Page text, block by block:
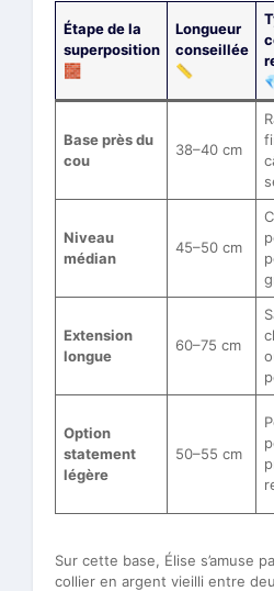
Étape de la
superposition
🧱
Longueur
conseillée
📏
Base près du
cou
38–40 cm
Niveau
médian
45–50 cm
Extension
longue
60–75 cm
Option
statement
légère
50–55 cm
Sur cette base, Élise s’amuse
collier en argent vieilli entre